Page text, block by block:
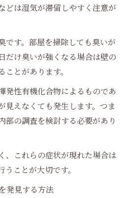
どは湿気が滞留しやすく注意が
です。部屋を掃除しても臭いが
だけ臭いが強くなる場合は壁の
とがあります。
発性有機化合物によるものであ
見えなくても発生します。つま
部の調査を検討する必要があり
、これらの症状が現れた場合は
ことが大切です。
発見する方法